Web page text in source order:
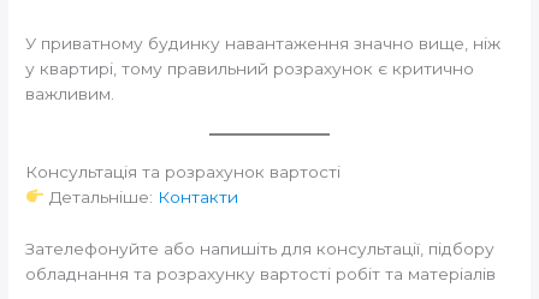
У приватному будинку навантаження значно вище, ніж
у квартирі, тому правильний розрахунок є критично
важливим.
Консультація та розрахунок вартості
Детальніше: Контакти
Зателефонуйте або напишіть для консультації, підбору
обладнання та розрахунку вартості робіт та матеріалів